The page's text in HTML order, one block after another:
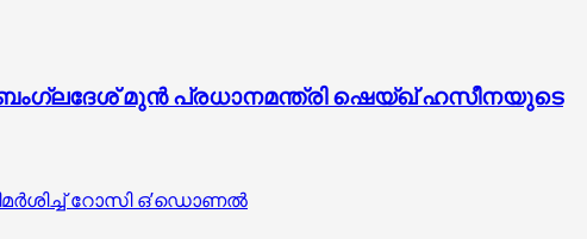
ബംഗ്ലദേശ് മുൻ പ്രധാനമന്ത്രി ഷെയ്ഖ് ഹസീനയുടെ
റോസി ഒ’ഡൊണല്‍